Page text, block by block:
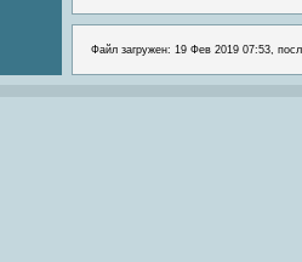
Файл загружен: 19 Фев 2019 07:53,